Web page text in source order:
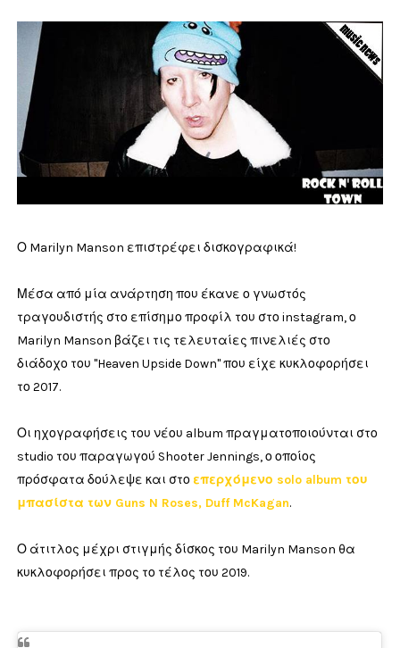
Ο Marilyn Manson επιστρέφει δισκογραφικά!
Μέσα από μία ανάρτηση που έκανε ο γνωστός
τραγουδιστής στο επίσημο προφίλ του στο instagram, ο
Marilyn Manson βάζει τις τελευταίες πινελιές στο
διάδοχο του "Heaven Upside Down" που είχε κυκλοφορήσει
το 2017.
Οι ηχογραφήσεις του νέου album πραγματοποιούνται στο
studio του παραγωγού Shooter Jennings, ο οποίος
πρόσφατα δούλεψε και στο επερχόμενο solo album του
μπασίστα των Guns N Roses, Duff McKagan.
Ο άτιτλος μέχρι στιγμής δίσκος του Marilyn Manson θα
κυκλοφορήσει προς το τέλος του 2019.